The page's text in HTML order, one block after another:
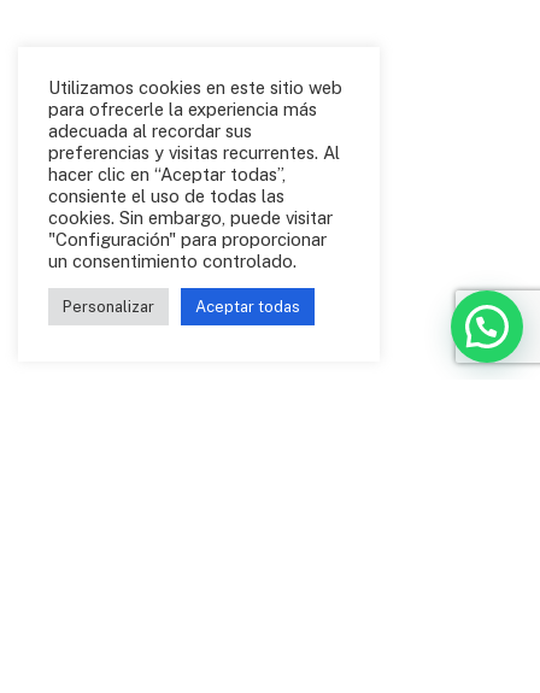
Utilizamos cookies en este sitio web
para ofrecerle la experiencia más
adecuada al recordar sus
preferencias y visitas recurrentes. Al
hacer clic en “Aceptar todas”,
consiente el uso de todas las
cookies. Sin embargo, puede visitar
"Configuración" para proporcionar
un consentimiento controlado.
Personalizar Aceptar todas